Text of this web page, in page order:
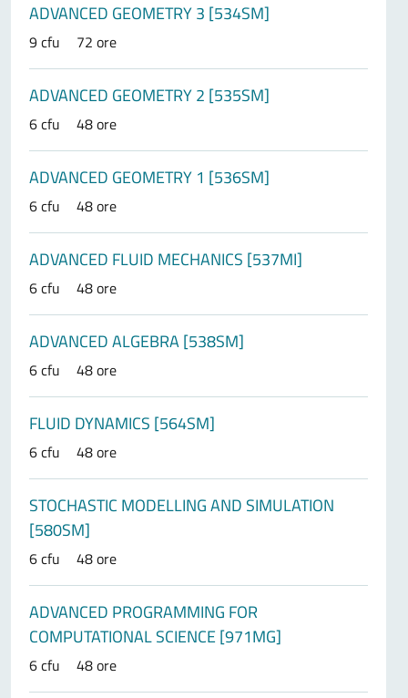
ADVANCED GEOMETRY 3 [534SM]
9 cfu 72 ore
ADVANCED GEOMETRY 2 [535SM]
6 cfu 48 ore
ADVANCED GEOMETRY 1 [536SM]
6 cfu 48 ore
ADVANCED FLUID MECHANICS [537MI]
6 cfu 48 ore
ADVANCED ALGEBRA [538SM]
6 cfu 48 ore
FLUID DYNAMICS [564SM]
6 cfu 48 ore
STOCHASTIC MODELLING AND SIMULATION
[580SM]
6 cfu 48 ore
ADVANCED PROGRAMMING FOR
COMPUTATIONAL SCIENCE [971MG]
6 cfu 48 ore